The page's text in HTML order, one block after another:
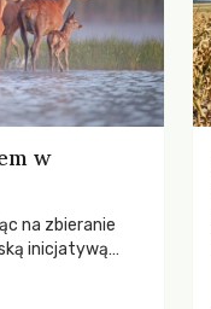
w
na zbieranie
inicjatywą